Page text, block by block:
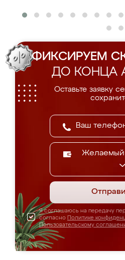
ФИКСИРУЕМ
ДО КОНЦА
Оставьте заявку
Я соглашаюсь на передачу
согласно Политике
Пользовательскому